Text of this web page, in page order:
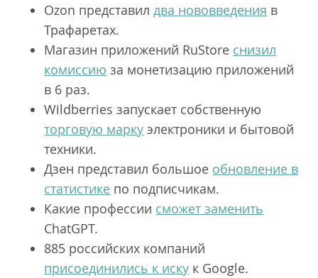
Ozon представилдва нововведения в
Трафаретах.
Магазин приложений RuStore снизил
комиссию за монетизацию приложений
в 6 раз.
Wildberries запускает собственную
торговую марку электроники и бытовой
техники.
Дзен представил большое обновление в
статистике по подписчикам.
Какие профессии сможет заменить
ChatGPT.
885 российских компаний
присоединились к иску к Google.